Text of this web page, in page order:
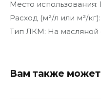
материалы
Благоустройство
и декор
Место использования:
Расход (м²/л или м²/
Тип ЛКМ: На масляной
Вам также